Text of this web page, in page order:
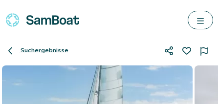
Suchergebnisse